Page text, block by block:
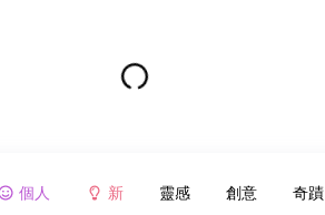
個人 新 靈感 創意 奇蹟